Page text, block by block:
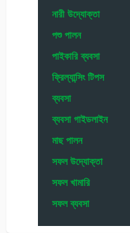
নারী উদ্যোক্তা
পশু পালন
পাইকারি ব্যবসা
ফ্রিল্যান্সিং টিপস
ব্যবসা
ব্যবসা গাইডলাইন
মাছ পালন
সফল উদ্যোক্তা
সফল খামারি
সফল ব্যবসা